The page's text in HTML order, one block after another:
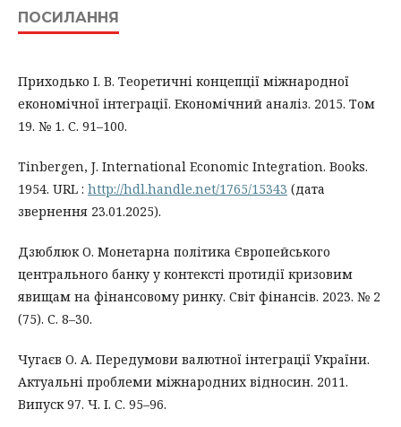
ПОСИЛАННЯ
Приходько І. В. Теоретичні концепції міжнародної
економічної інтеграції. Економічний аналіз. 2015. Том
19. № 1. С. 91–100.
Tinbergen, J. International Economic Integration. Books.
1954. URL : http://hdl.handle.net/1765/15343 (дата
звернення 23.01.2025).
Дзюблюк О. Монетарна політика Європейського
центрального банку у контексті протидії кризовим
явищам на фінансовому ринку. Світ фінансів. 2023. № 2
(75). С. 8–30.
Чугаєв О. А. Передумови валютної інтеграції України.
Актуальні проблеми міжнародних відносин. 2011.
Випуск 97. Ч. І. С. 95–96.